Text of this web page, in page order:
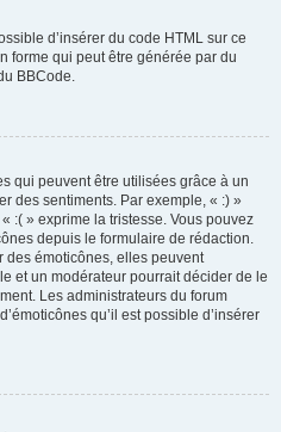
d’insérer du code HTML sur ce
forme qui peut être générée par du
BBCode.
qui peuvent être utilisées grâce à un
des sentiments. Par exemple, « :) »
:( » exprime la tristesse. Vous pouvez
depuis le formulaire de rédaction.
des émoticônes, elles peuvent
et un modérateur pourrait décider de le
Les administrateurs du forum
qu’il est possible d’insérer